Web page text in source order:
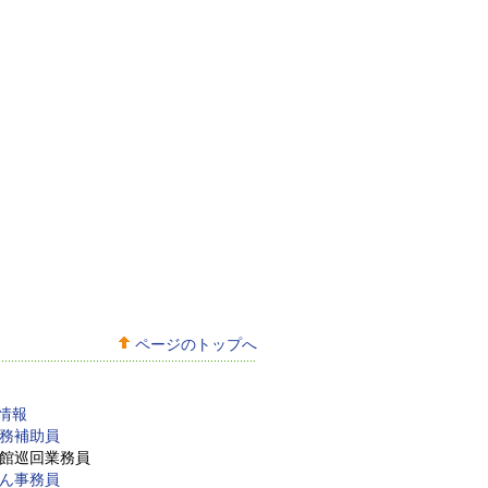
ページのトップへ
報
補助員
巡回業務員
事務員